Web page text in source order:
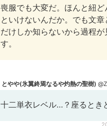
喪服でも大変だ。ほんと紐
といけないんだか。でも文章
だけしか知らないから過程
す。
とやや(氷翼終焉なるや灼熱の聖樹)
十二単衣レベル…？座るとき